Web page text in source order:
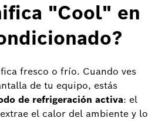
"Cool" en
fresco o frío. Cuando ves
de tu equipo, estás
de refrigeración activa: el
el calor del ambiente y lo